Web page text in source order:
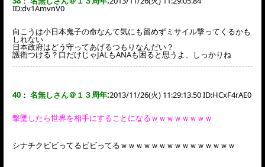
ID:dv1AmvnV0
向こうは小日本鬼子の命なんて気にも留めずミサイル撃ってくるかも
しれない
日本政府はどう守ってあげるつもりなんだい？
護衛つける？口だけじゃJALもANAも困ると思うよ、しっかりね
40 ： 名無しさん＠１３周年:2013/11/26(火) 11:29:13.50 ID:HCxF4rAE0
撃墜したら世界を相手にすることになるｗｗｗｗｗｗｗｗ
シナチクビビってるビビってるｗｗｗｗｗｗｗｗｗｗｗｗｗｗｗ